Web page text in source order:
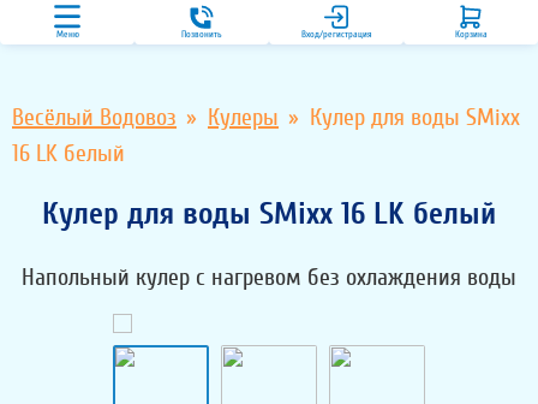
Меню Позвонить Вход/регистрация Корзина
Весёлый Водовоз Кулеры
Кулер для воды SMixx
16 LK белый
Кулер для воды SMixx 16 LK белый
Напольный кулер с нагревом без охлаждения воды